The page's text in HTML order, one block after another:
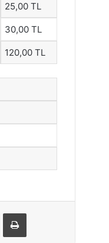
25,00 TL
30,00 TL
120,00 TL
ile paylaş Yazdır